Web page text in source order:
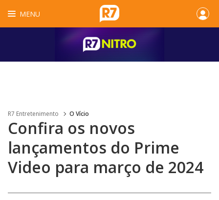
MENU
R7 Entretenimento O Vício
Confira os novos
lançamentos do Prime
Video para março de 2024